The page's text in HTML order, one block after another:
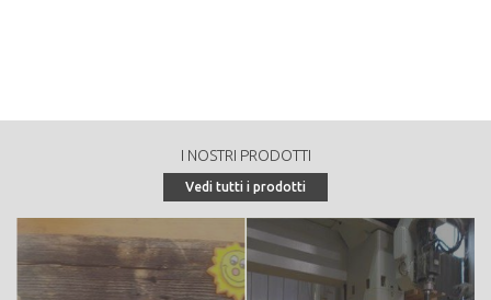
SIC FOCI DELL'AVISIO IT3120053 - SIC GROTTA CESARE BATTISTI
I NOSTRI PRODOTTI
Vedi tutti i prodotti